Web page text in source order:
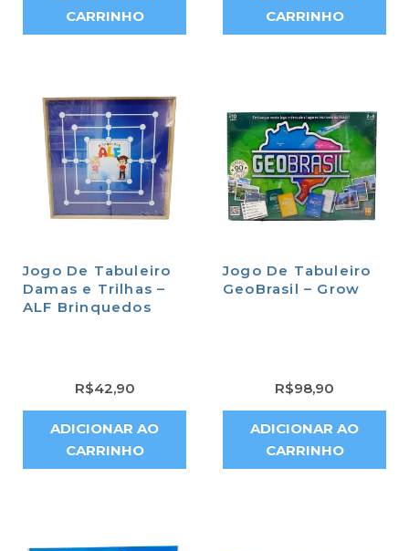
CARRINHO
CARRINHO
Jogo De Tabuleiro
Damas e Trilhas –
ALF Brinquedos
R$42,90
ADICIONAR AO
CARRINHO
Jogo De Tabuleiro
GeoBrasil – Grow
R$98,90
ADICIONAR AO
CARRINHO